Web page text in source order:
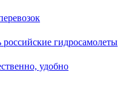
гидросамолеты
удобно